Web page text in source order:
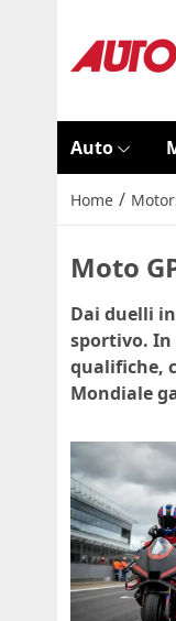
Auto
Home /
Moto
Dai duelli
sportivo. In
qualifiche,
Mondiale